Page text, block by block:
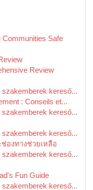
Communities Safe
Review
kereső...
: Conseils et...
kereső...
kereső...
องทางช่วยเหลือ
kereső...
Fun Guide
kereső...